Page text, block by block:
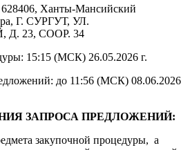
628406, Ханты-Мансийский
Г. СУРГУТ, УЛ.
23, СООР. 34
15:15 (МСК) 26.05.2026 г.
до 11:56 (МСК) 08.06.2026
ЗАПРОСА ПРЕДЛОЖЕНИЙ:
закупочной процедуры, а